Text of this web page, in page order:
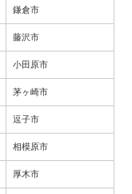
鎌倉市
藤沢市
小田原市
茅ヶ崎市
逗子市
相模原市
厚木市